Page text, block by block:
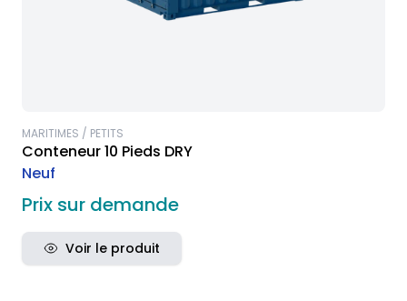
MARITIMES / PETITS
Conteneur 10 Pieds DRY
Neuf
Prix sur demande
Voir le produit